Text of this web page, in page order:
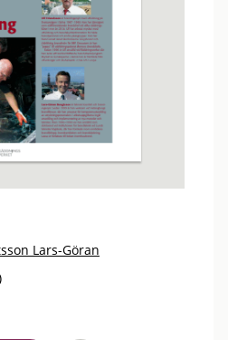
Lars-Göran